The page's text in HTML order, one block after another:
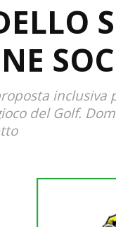
inclusiva
del Golf.